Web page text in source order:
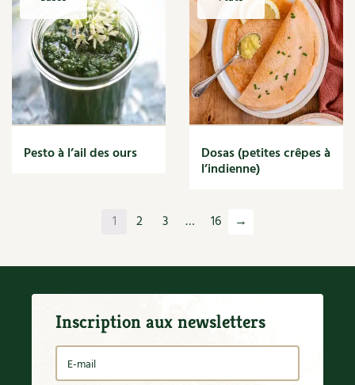
Pesto à l’ail des ours Dosas (petites crêpes à
l’indienne)
1 2 3 … 16 →
Inscription aux newsletters